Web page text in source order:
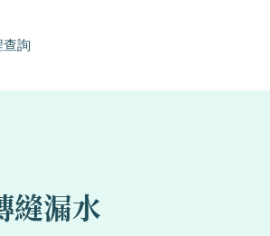
查詢
縫漏水